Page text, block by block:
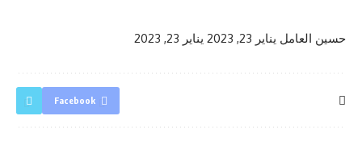
حسين العامل يناير 23, 2023 يناير 23, 2023
Facebook